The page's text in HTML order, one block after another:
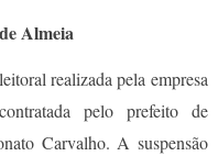
Almeia
realizada pela empresa
pelo prefeito de
Carvalho. A suspensão